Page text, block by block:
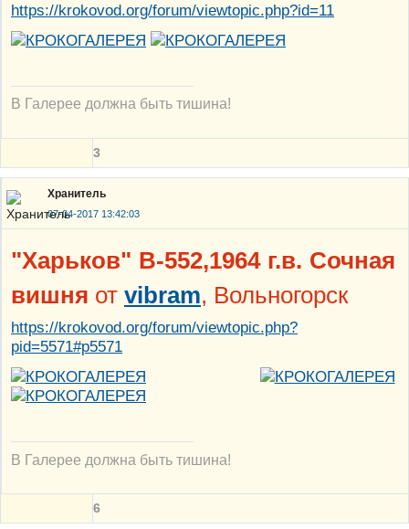
https://krokovod.org/forum/viewtopic.php?id=11
В Галерее должна быть тишина!
3
Хранитель
07-04-2017 13:42:03
"Харьков" В-552,1964 г.в. Сочная
вишня от vibram, Вольногорск
https://krokovod.org/forum/viewtopic.php?
pid=5571#p5571
В Галерее должна быть тишина!
6